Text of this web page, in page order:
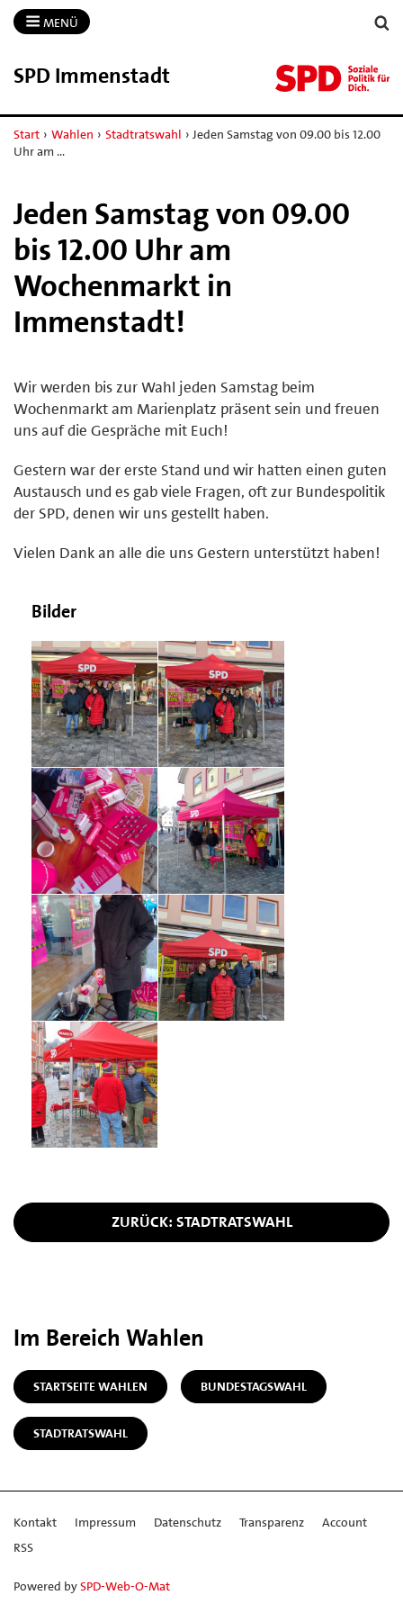
MENÜ
SPD Immenstadt
Start › Wahlen › Stadtratswahl › Jeden Samstag von 09.00 bis 12.00
Uhr am …
Jeden Samstag von 09.00
bis 12.00 Uhr am
Wochenmarkt in
Immenstadt!
Wir werden bis zur Wahl jeden Samstag beim
Wochenmarkt am Marienplatz präsent sein und freuen
uns auf die Gespräche mit Euch!
Gestern war der erste Stand und wir hatten einen guten
Austausch und es gab viele Fragen, oft zur Bundespolitik
der SPD, denen wir uns gestellt haben.
Vielen Dank an alle die uns Gestern unterstützt haben!
Bilder
ZURÜCK: STADTRATSWAHL
Im Bereich Wahlen
STARTSEITE WAHLEN BUNDESTAGSWAHL
STADTRATSWAHL
Kontakt Impressum Datenschutz Transparenz
Account
RSS
Powered bySPD-Web-O-Mat